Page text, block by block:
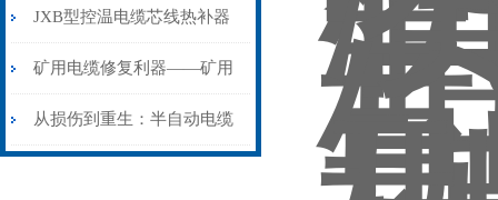
步作业法
山电力动脉的“智能外科医
生”
JXB型控温电缆芯线热补器
安装与接线：精准修复的工
艺基石
矿用电缆修复利器——矿用
电缆热补机智能控温，安全
从损伤到重生：半自动电缆